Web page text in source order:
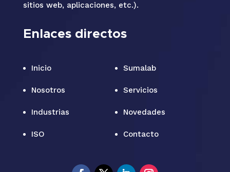
sitios web, aplicaciones, etc.).
Enlaces directos
Inicio Sumalab
Nosotros Servicios
Industrias Novedades
ISO Contacto